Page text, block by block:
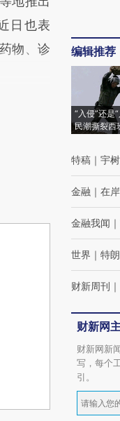
日也表
物、诊
编辑推荐
“入侵”还是
民潮撕裂西
特稿 ｜ 宇
金融 ｜ 在
金融我闻 ｜
世界 ｜ 特
财新周刊 ｜
财新网
财新网新
写，每个
引。